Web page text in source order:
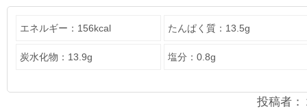
エネルギー：156kcal たんぱく質：13.5g
炭水化物：13.9g 塩分：0.8g
投稿者